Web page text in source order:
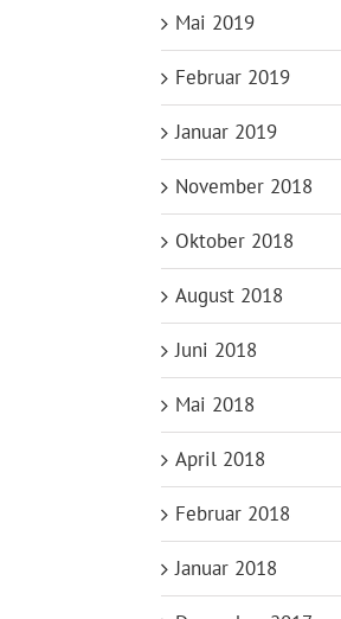
Mai 2019
Februar 2019
Januar 2019
November 2018
Oktober 2018
August 2018
Juni 2018
Mai 2018
April 2018
Februar 2018
Januar 2018